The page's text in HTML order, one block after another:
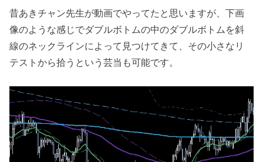
昔あきチャン先生が動画でやってたと思いますが、下画
像のような感じでダブルボトムの中のダブルボトムを斜
線のネックラインによって見つけてきて、その小さなリ
テストから拾うという芸当も可能です。